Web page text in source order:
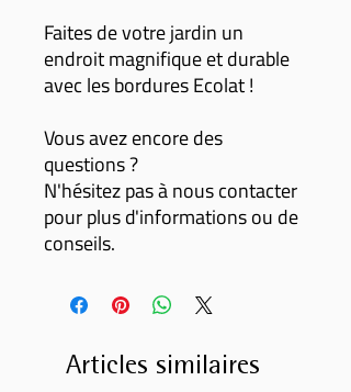
Faites de votre jardin un
endroit magnifique et durable
avec les bordures Ecolat !
Vous avez encore des
questions ?
N'hésitez pas à nous contacter
pour plus d'informations ou de
conseils.
Articles similaires